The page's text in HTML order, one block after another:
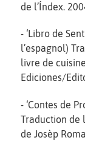
de l’Índex.
- ‘Libro de
l’espagnol)
livre de
Ediciones/
- ‘Contes de
Traduction de
de Josèp